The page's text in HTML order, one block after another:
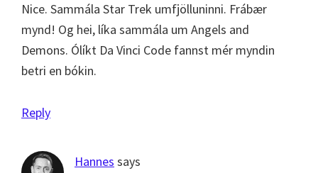
Nice. Sammála Star Trek umfjölluninni. Frábær
mynd! Og hei, líka sammála um Angels and
Demons. Ólíkt Da Vinci Code fannst mér myndin
betri en bókin.
Reply
Hannes says